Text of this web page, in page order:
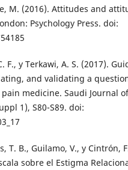
M. (2016). Attitudes and
Psychology Press. doi:
F., y Terkawi, A. S. (2017).
and validating a
medicine. Saudi Journal of
1), S80-S89. doi:
T. B., Guilamo, V., y Cintrón,
sobre el Estigma